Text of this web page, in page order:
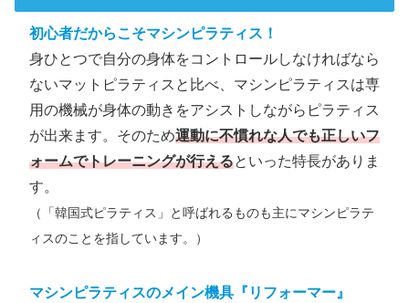
初心者だからこそマシンピラティス！
身ひとつで自分の身体をコントロールしなければなら
ないマットピラティスと比べ、マシンピラティスは専
用の機械が身体の動きをアシストしながらピラティス
が出来ます。そのため運動に不慣れな人でも正しいフ
ォームでトレーニングが行えるといった特長がありま
す。
（「韓国式ピラティス」と呼ばれるものも主にマシンピラテ
ィスのことを指しています。）
マシンピラティスのメイン機具『リフォーマー』